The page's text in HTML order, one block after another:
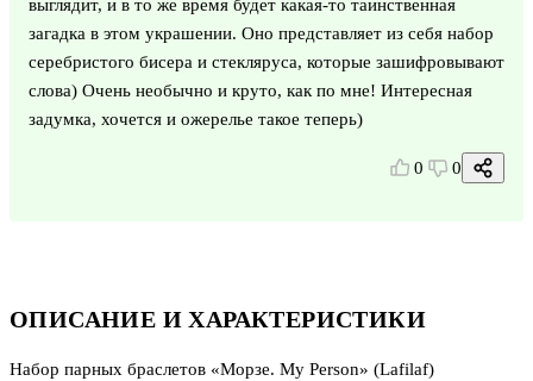
ОПИСАНИЕ И ХАРАКТЕРИСТИКИ
Набор парных браслетов «Морзе. My Person» (Lafilaf)
выглядит, и в то же время будет какая-то таинственная
загадка в этом украшении. Оно представляет из себя набор
серебристого бисера и стекляруса, которые зашифровывают
слова) Очень необычно и круто, как по мне! Интересная
задумка, хочется и ожерелье такое теперь)
0 0